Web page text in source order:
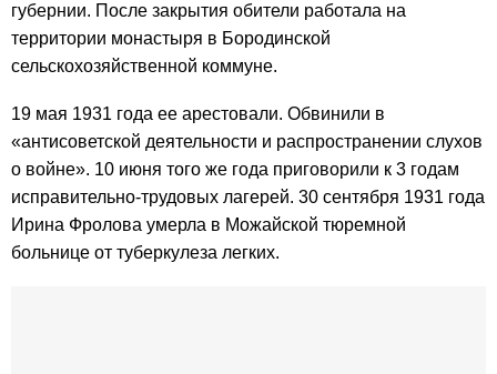
губернии. После закрытия обители работала на
территории монастыря в Бородинской
сельскохозяйственной коммуне.
19 мая 1931 года ее арестовали. Обвинили в
«антисоветской деятельности и распространении слухов
о войне». 10 июня того же года приговорили к 3 годам
исправительно-трудовых лагерей. 30 сентября 1931 года
Ирина Фролова умерла в Можайской тюремной
больнице от туберкулеза легких.